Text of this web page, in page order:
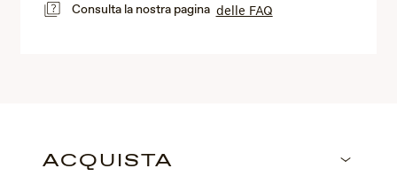
Consulta la nostra pagina delle FAQ
ACQUISTA